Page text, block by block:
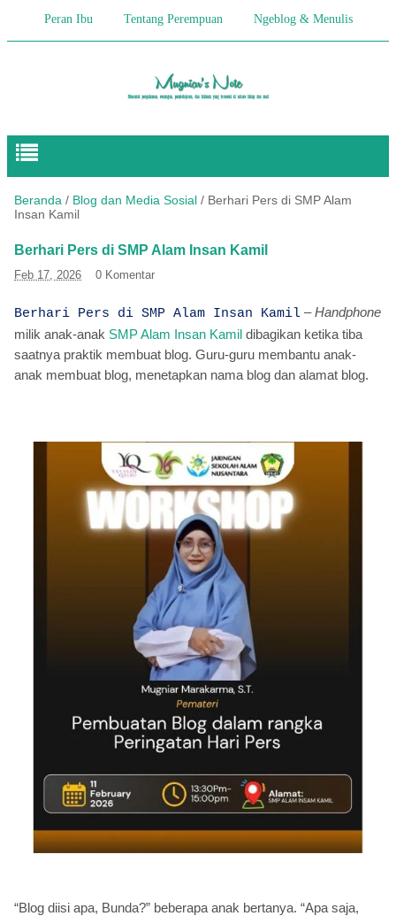
Peran Ibu Tentang Perempuan Ngeblog & Menulis
Pendidikan Anak
Beranda / Blog dan Media Sosial / Berhari Pers di SMP Alam
Insan Kamil
Berhari Pers di SMP Alam Insan Kamil
Feb 17, 2026 0 Komentar
Berhari Pers di SMP Alam Insan Kamil –Handphone
milik anak-anak SMP Alam Insan Kamil dibagikan ketika tiba
saatnya praktik membuat blog. Guru-guru membantu anak-
anak membuat blog, menetapkan nama blog dan alamat blog.
“Blog diisi apa, Bunda?” beberapa anak bertanya. “Apa saja,